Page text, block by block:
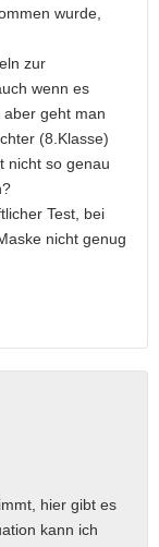
wurde,
zur
wenn es
geht man
(8.Klasse)
nicht so genau
Test, bei
nicht genug
hier gibt es
kann ich